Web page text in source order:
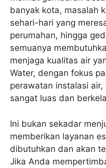
banyak kota, masalah
sehari-hari yang
perumahan, hingga
semuanya
menjaga kualitas air
Water, dengan fokus
perawatan instalasi
sangat luas dan
Ini bukan sekadar
memberikan layanan
dibutuhkan dan akan
Jika Anda